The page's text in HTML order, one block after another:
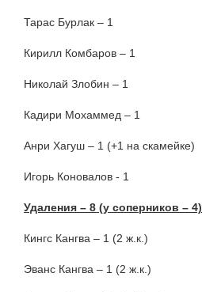
Тарас Бурлак – 1
Кирилл Комбаров – 1
Николай Злобин – 1
Кадири Мохаммед – 1
Анри Хагуш – 1 (+1 на скамейке)
Игорь Коновалов - 1
Удаления – 8 (у соперников – 4)
Кингс Кангва – 1 (2 ж.к.)
Эванс Кангва – 1 (2 ж.к.)